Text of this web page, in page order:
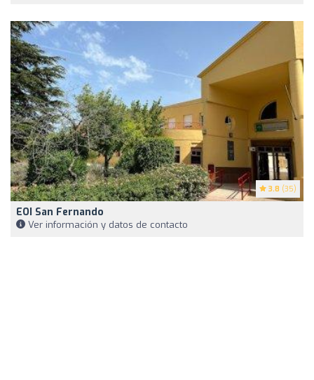
3.8 (35)
EOI San Fernando
Ver información y datos de contacto